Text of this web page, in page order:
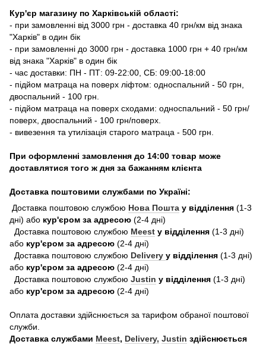
Кур'єр магазину по Харківській області:
- при замовленні від 3000 грн - доставка 40 грн/км від знака
"Харків" в один бік
- при замовленні до 3000 грн - доставка 1000 грн + 40 грн/км
від знака "Харків" в один бік
- час доставки: ПН - ПТ: 09-22:00, СБ: 09:00-18:00
- підйом матраца на поверх ліфтом: односпальний - 50 грн,
двоспальний - 100 грн.
- підйом матраца на поверх сходами: односпальний - 50 грн/
поверх, двоспальний - 100 грн/поверх.
- вивезення та утилізація старого матраца - 500 грн.
При оформленні замовлення до 14:00 товар може
доставлятися того ж дня за бажанням клієнта
Доставка поштовими службами по Україні:
Доставка поштовою службою Нова Пошта у відділення (1-3
дні) або кур'єром за адресою (2-4 дні)
Доставка поштовою службою Meest у відділення (1-3 дні)
або кур'єром за адресою (2-4 дні)
Доставка поштовою службою Delivery у відділення (1-3 дні)
або кур'єром за адресою (2-4 дні)
Доставка поштовою службою Justin у відділення (1-3 дні)
або кур'єром за адресою (2-4 дні)
Оплата доставки здійснюється за тарифом обраної поштової
служби.
Доставка службами Meest, Delivery, Justin здійснюється